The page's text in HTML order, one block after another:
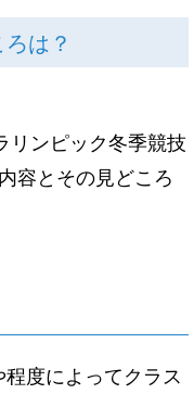
は？
リンピック冬季競技
容とその見どころ
度によってクラス